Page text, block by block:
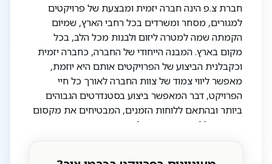
חברת צ.פ הינה חברה יזמית ומבצעת של פרויקטים
למגורים, מסחר ומשרדים בכל רחבי הארץ, שמיום
הקמתה שמה למטרה ליזום ולבנות מכל הלב, בכל
מקום בארץ. המבנה הייחודי של החברה, כחברה יזמית
וכקבלנית הביצוע של הפרויקטים אותם היא יוזמת,
מאפשר ליווי צמוד של צוות החברה לאורך כל חיי
הפרויקט, דבר המאפשר ביצוע בסטנדרטים הגבוהים
ביותר ובהתאם ללוחות הזמנים, המבטיחים את מקסום
התמורה ללקוח. אנחנו פועלים, יוזמים ובונים מאהבה.
אהבת האדם, אהבת הארץ ואהבת היצירה וזה הכוח